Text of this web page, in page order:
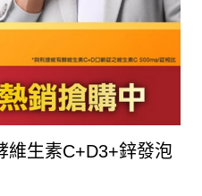
維生素C+D3+鋅發泡